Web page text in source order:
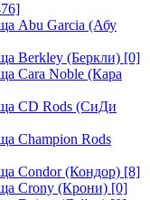
Abu Garcia (Абу
Berkley (Беркли) [0]
Cara Noble (Кара
CD Rods (СиДи
Champion Rods
Condor (Кондор) [8]
Crony (Крони) [0]